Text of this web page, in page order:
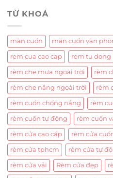
TỪ KHOÁ
màn cuốn màn cuốn văn
rem cua cao cap rem tu dong
rèm che mưa ngoài trời rèm
rèm che nắng ngoài trời rèm
rèm cuốn chống nắng rèm
rèm cuốn tự động rèm cuốn
rèm cửa cao cấp rèm cửa
rèm cửa tphcm rèm cửa tự
rèm cửa vải Rèm cửa đẹp